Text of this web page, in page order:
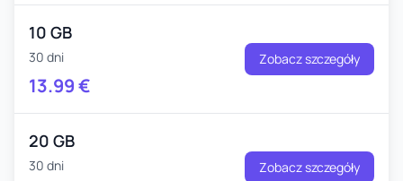
10 GB
30 dni
13.99€
Zobacz szczegóły
20 GB
30 dni Zobacz szczegóły